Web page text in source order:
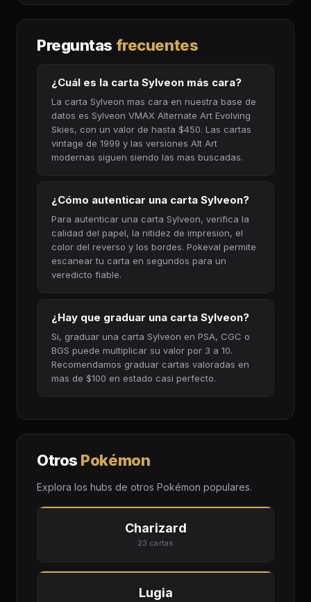
Preguntas frecuentes
¿Cuál es la carta Sylveon más cara?
La carta Sylveon mas cara en nuestra base de
datos es Sylveon VMAX Alternate Art Evolving
Skies, con un valor de hasta $450. Las cartas
vintage de 1999 y las versiones Alt Art
modernas siguen siendo las mas buscadas.
¿Cómo autenticar una carta Sylveon?
Para autenticar una carta Sylveon, verifica la
calidad del papel, la nitidez de impresion, el
color del reverso y los bordes. Pokeval permite
escanear tu carta en segundos para un
veredicto fiable.
¿Hay que graduar una carta Sylveon?
Si, graduar una carta Sylveon en PSA, CGC o
BGS puede multiplicar su valor por 3 a 10.
Recomendamos graduar cartas valoradas en
mas de $100 en estado casi perfecto.
Otros Pokémon
Explora los hubs de otros Pokémon populares.
Charizard
23 cartas
Lugia